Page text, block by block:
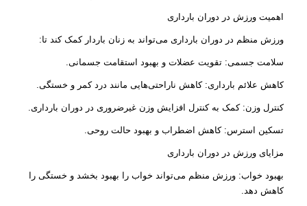
اهمیت ورزش در دوران بارداری
ورزش منظم در دوران بارداری می‌تواند به زنان باردار کمک کند تا:
سلامت جسمی: تقویت عضلات و بهبود استقامت جسمانی.
کاهش علائم بارداری: کاهش ناراحتی‌هایی مانند درد کمر و خستگی.
کنترل وزن: کمک به کنترل افزایش وزن غیرضروری در دوران بارداری.
تسکین استرس: کاهش اضطراب و بهبود حالت روحی.
مزایای ورزش در دوران بارداری
بهبود خواب: ورزش منظم می‌تواند خواب را بهبود بخشد و خستگی را
کاهش دهد.